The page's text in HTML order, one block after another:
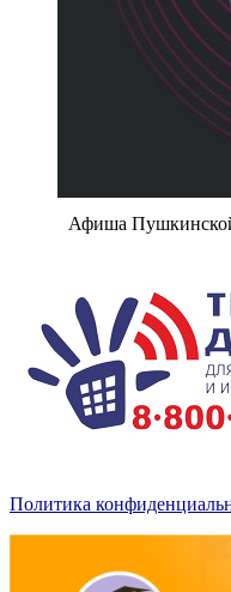
Афиша
Политика